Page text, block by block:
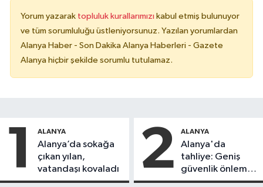
Yorum yazarak topluluk kurallarımızı kabul etmiş bulunuyor
ve tüm sorumluluğu üstleniyorsunuz. Yazılan yorumlardan
Alanya Haber - Son Dakika Alanya Haberleri - Gazete
Alanya hiçbir şekilde sorumlu tutulamaz.
1 ALANYA
Alanya’da sokağa
çıkan yılan,
vatandaşı kovaladı
2 ALANYA
Alanya'da
tahliye: Geniş
güvenlik önlemi
alındı